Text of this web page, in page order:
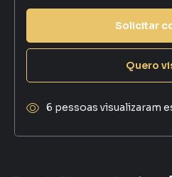
Solicitar
Quero
6 pessoas visualizaram